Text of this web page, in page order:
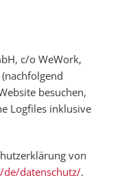
c/o WeWork,
besuchen,
Logfiles inklusive
von
datenschutz/.